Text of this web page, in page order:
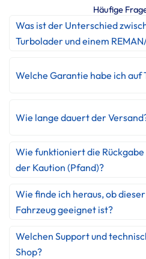
Häufige
Was ist der Unterschied
Turbolader und einem
Welche Garantie habe ich auf
Wie lange dauert der
Wie funktioniert die
der Kaution (Pfand)?
Wie finde ich heraus, ob
Fahrzeug geeignet ist?
Welchen Support und
Shop?